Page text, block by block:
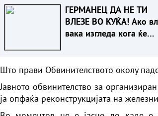
ГЕРМАНЕЦ ДА НЕ ТИ
ВЛЕЗЕ ВО КУЌА! Ако
вака изгледа кога ќе
Што прави Обвинителството околу
Јавното обвинителство за
ја опфаќа реконструкцијата на